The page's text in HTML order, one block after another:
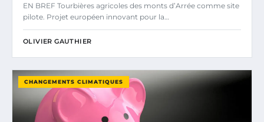
EN BREF Tourbières agricoles des monts d’Arrée comme site
pilote. Projet européen innovant pour la…
OLIVIER GAUTHIER
CHANGEMENTS CLIMATIQUES